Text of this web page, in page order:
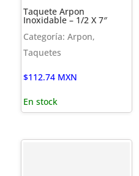
Taquete Arpon
Inoxidable – 1/2 X 7″
Categoría: Arpon,
Taquetes
$112.74 MXN
En stock